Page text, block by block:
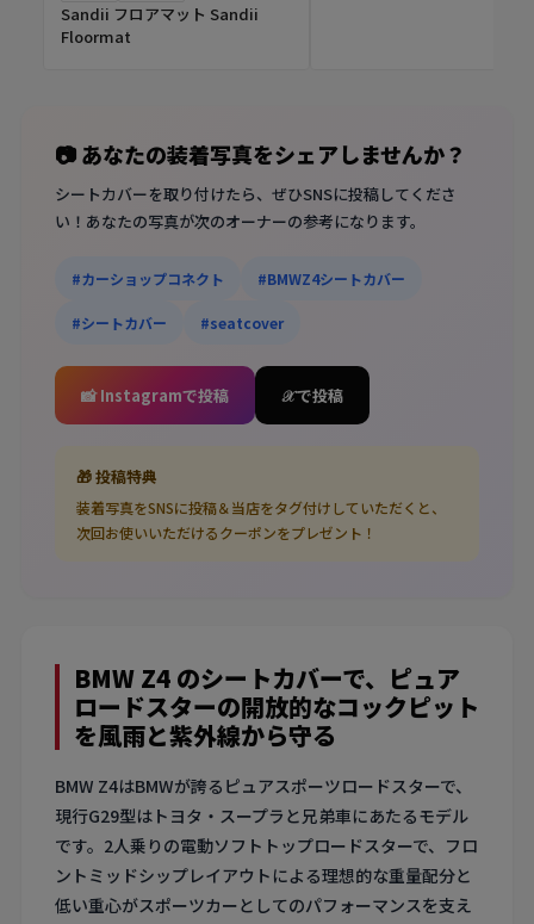
Sandii フロアマット Sandii
Floormat
📷 あなたの装着写真をシェアしませんか？
シートカバーを取り付けたら、ぜひSNSに投稿してくださ
い！あなたの写真が次のオーナーの参考になります。
#カーショップコネクト #BMWZ4シートカバー
#シートカバー #seatcover
📸 Instagramで投稿 𝒳 で投稿
🎁 投稿特典
装着写真をSNSに投稿＆当店をタグ付けしていただくと、
次回お使いいただけるクーポンをプレゼント！
BMW Z4 のシートカバーで、ピュア
ロードスターの開放的なコックピット
を風雨と紫外線から守る
BMW Z4はBMWが誇るピュアスポーツロードスターで、
現行G29型はトヨタ・スープラと兄弟車にあたるモデル
です。2人乗りの電動ソフトトップロードスターで、フロ
ントミッドシップレイアウトによる理想的な重量配分と
低い重心がスポーツカーとしてのパフォーマンスを支え